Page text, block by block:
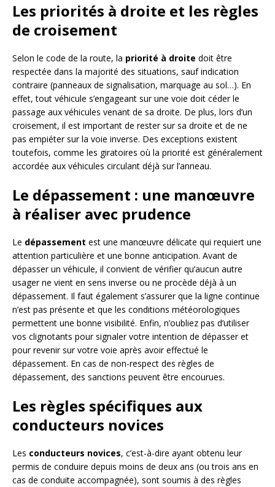
Les priorités à droite et les règles
de croisement
Selon le code de la route, la priorité à droite doit être
respectée dans la majorité des situations, sauf indication
contraire (panneaux de signalisation, marquage au sol…). En
effet, tout véhicule s’engageant sur une voie doit céder le
passage aux véhicules venant de sa droite. De plus, lors d’un
croisement, il est important de rester sur sa droite et de ne
pas empiéter sur la voie inverse. Des exceptions existent
toutefois, comme les giratoires où la priorité est généralement
accordée aux véhicules circulant déjà sur l’anneau.
Le dépassement : une manœuvre
à réaliser avec prudence
Le dépassement est une manœuvre délicate qui requiert une
attention particulière et une bonne anticipation. Avant de
dépasser un véhicule, il convient de vérifier qu’aucun autre
usager ne vient en sens inverse ou ne procède déjà à un
dépassement. Il faut également s’assurer que la ligne continue
n’est pas présente et que les conditions météorologiques
permettent une bonne visibilité. Enfin, n’oubliez pas d’utiliser
vos clignotants pour signaler votre intention de dépasser et
pour revenir sur votre voie après avoir effectué le
dépassement. En cas de non-respect des règles de
dépassement, des sanctions peuvent être encourues.
Les règles spécifiques aux
conducteurs novices
Les conducteurs novices, c’est-à-dire ayant obtenu leur
permis de conduire depuis moins de deux ans (ou trois ans en
cas de conduite accompagnée), sont soumis à des règles